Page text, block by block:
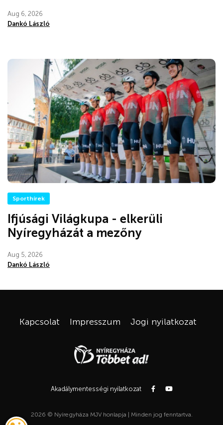
Aug 6, 2026
Dankó László
Sporthírek
Ifjúsági Világkupa - elkerüli
Nyíregyházát a mezőny
Aug 5, 2026
Dankó László
Kapcsolat Impresszum Jogi nyilatkozat
Akadálymentességi nyilatkozat
2026 © Nyíregyháza MJV honlapja | Minden jog fenntartva.